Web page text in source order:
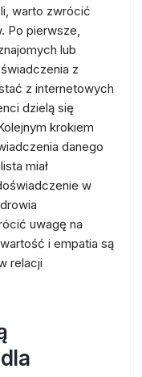
warto zwrócić
Po pierwsze,
lub
z
z internetowych
dzielą się
krokiem
danego
miał
w
uwagę na
i empatia są
relacji